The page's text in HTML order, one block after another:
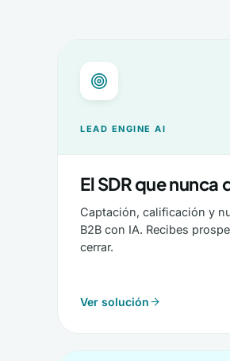
LEAD ENGINE AI
El SDR que nunca
Captación, calificación y
B2B con IA. Recibes
cerrar.
Ver solución